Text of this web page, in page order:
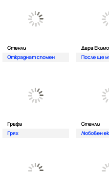
Стенли
Откраднат спомен
Дара
После ще
Графа
Грях
Стенли
Любовен